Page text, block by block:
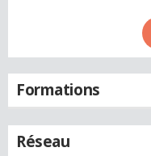
Formations
Réseau